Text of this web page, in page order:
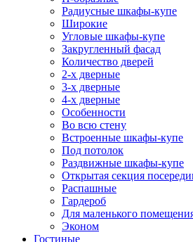
Радиусные шкафы-купе
Широкие
Угловые шкафы-купе
Закругленный фасад
Количество дверей
2-х дверные
3-х дверные
4-х дверные
Особенности
Во всю стену
Встроенные шкафы-купе
Под потолок
Раздвижные шкафы-купе
Открытая секция
Распашные
Гардероб
Для маленького
Эконом
Гостиные